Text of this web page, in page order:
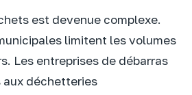
est devenue complexe.
limitent les volumes
Les entreprises de débarras
aux déchetteries